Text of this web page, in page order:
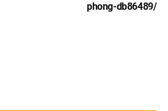
phong-db86489/